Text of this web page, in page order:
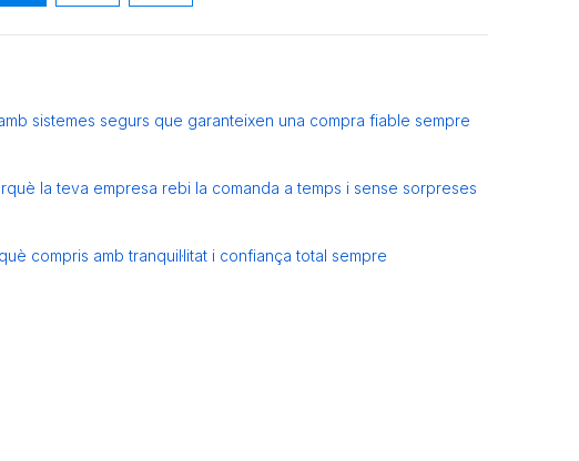
sistemes segurs que garanteixen una compra fiable sempre
la teva empresa rebi la comanda a temps i sense sorpreses
compris amb tranquil·litat i confiança total sempre